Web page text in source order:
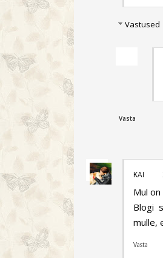
Vastused
Vasta
KAI
Mul
Blogi
mulle,
Vasta